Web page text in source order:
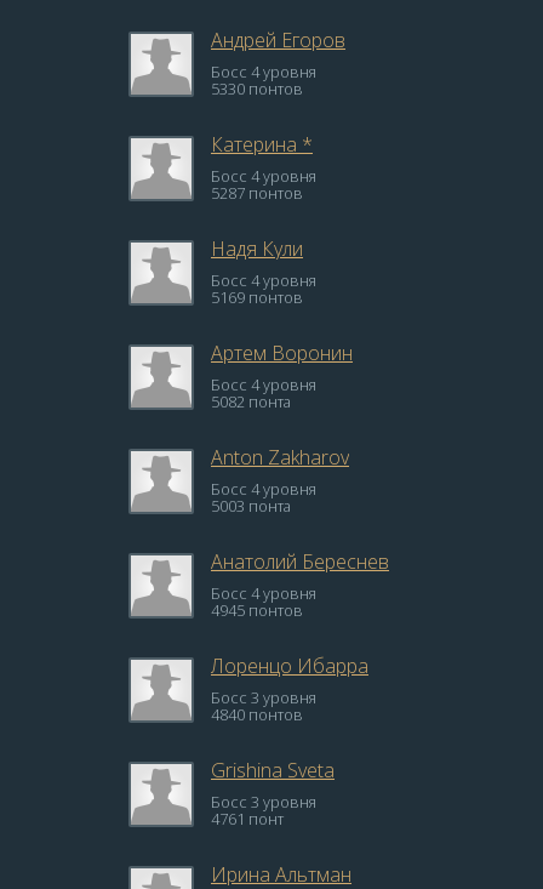
Андрей Егоров
Босс 4 уровня
5330 понтов
Катерина *
Босс 4 уровня
5287 понтов
Надя Кули
Босс 4 уровня
5169 понтов
Артем Воронин
Босс 4 уровня
5082 понта
Anton Zakharov
Босс 4 уровня
5003 понта
Анатолий Береснев
Босс 4 уровня
4945 понтов
Лоренцо Ибарра
Босс 3 уровня
4840 понтов
Grishina Sveta
Босс 3 уровня
4761 понт
Ирина Альтман